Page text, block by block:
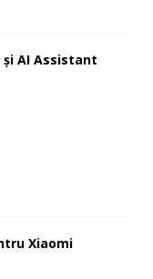
AI Assistant
Xiaomi